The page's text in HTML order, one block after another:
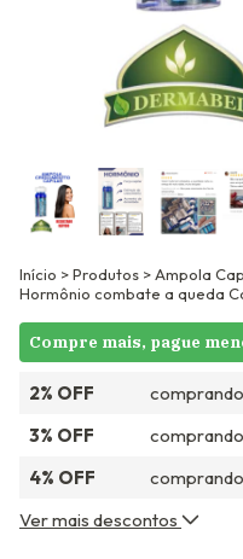
Início >Produtos >Ampola
Hormônio combate a queda
Compre mais, pague
2% OFF
3% OFF
4% OFF
Ver mais descontos